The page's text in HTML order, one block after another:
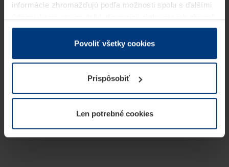
informácie zhromažďujú podľa možnosti spolu s ďalšími
v rámci Vášho využívania služieb.
Z právneho hľadiska môžeme cookies ukladať na Vašom
prevádzku tejto stránky. Pre všetky ostatné typy cookie
potrebujeme Vaše povolenie. Vaše povolenie môžete
kedykoľvek zmeniť alebo odvolať vo vysvetlení cookie
našej webovej stránky.
Povoliť všetky cookies
Prispôsobiť
Len potrebné cookies